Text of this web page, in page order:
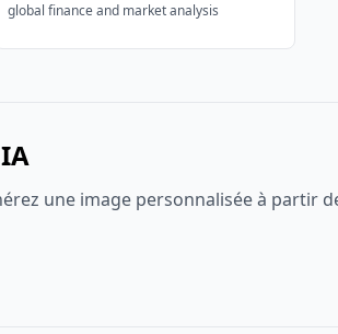
global finance and market analysis
une image personnalisée à partir